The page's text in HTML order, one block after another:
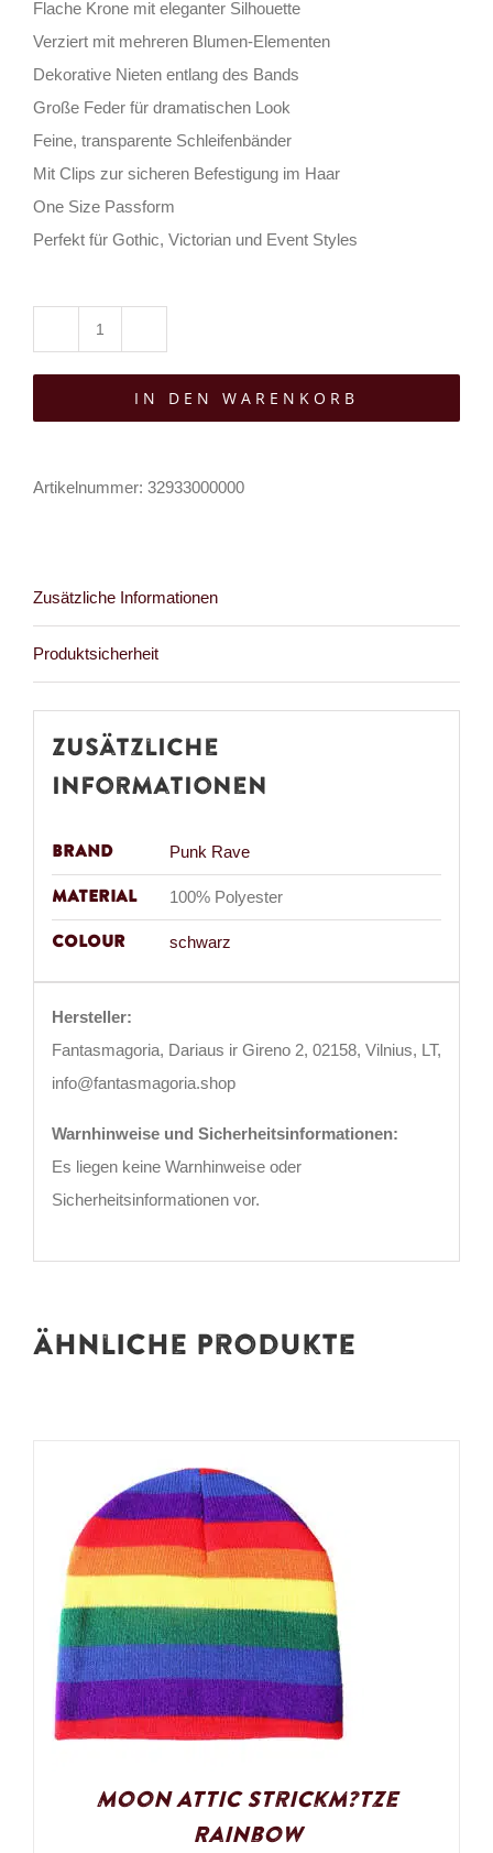
Flache Krone mit eleganter Silhouette
Verziert mit mehreren Blumen-Elementen
Dekorative Nieten entlang des Bands
Große Feder für dramatischen Look
Feine, transparente Schleifenbänder
Mit Clips zur sicheren Befestigung im Haar
One Size Passform
Perfekt für Gothic, Victorian und Event Styles
Rave
IN DEN WARENKORB
Artikelnummer: 32933000000
Zusätzliche Informationen
Produktsicherheit
Zusätzliche
Informationen
Brand Punk Rave
Material 100% Polyester
Colour schwarz
Hersteller:
Fantasmagoria, Dariaus ir Gireno 2, 02158, Vilnius, LT,
info@fantasmagoria.shop
Warnhinweise und Sicherheitsinformationen:
Es liegen keine Warnhinweise oder
Sicherheitsinformationen vor.
Ähnliche Produkte
Moon Attic Strickm?tze
Rainbow